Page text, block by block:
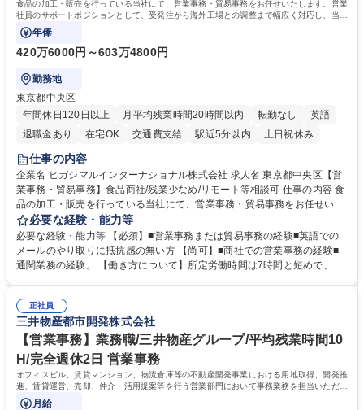
食品の加工・販売を行っている当社にて、営業事務・貿易事務をお任せいたします。営業
社員のサポートポジションとして、受発注から海外工場との調整まで幅広く対応し、当社
事業の根幹を支えていただきます。
年俸
420万6000円～603万4800円
勤務地
東京都中央区
年間休日120日以上
月平均残業時間20時間以内 転勤なし
英語
退職金あり
在宅OK 交通費支給 駅近5分以内 土日祝休み
仕事の内容
企業名 ヒガシマルインターナショナル株式会社 求人名 東京都中央区【営
業事務・貿易事務】食品商社/残業少なめ/リモート等相談可 仕事の内容 食
品の加工・販売を行っている当社にて、営業事務・貿易事務をお任せいた
します。営業社員のサポートポジションとして、受発注から海外工場との
調整まで幅広く対応し、当社事業の根幹を支えていただきます。 ■受発注
業務、請求書発行 ■海外工場とのスケジュール調整 ■在庫管理 ■輸入書類
の確認・作成 ■配送手配 ■通関業者を通して行う輸出入業全般 ■倉庫との
ルプロデュースしているため、商品に関わる全ての業務をサポート頂きま
す。 募集職種 東京都中央区【営業事務・貿易事務】食品商社/残業少なめ/
リモート等相談可
必要な経験・能力等
必要な経験・能力等 【必須】■営業事務または貿易事務の経験■英語での
メールのやり取りに抵抗感の無い方 【尚可】■商社での営業事務の経験■
通関業務の経験。 【働き方について】所定労働時間は7時間と短めで、残
の強み】1991年の設立以来、外食産業を中心としたお客様の多様なニー
ズに沿った冷凍水産物等の生産・輸入・販売を一貫して手掛けています。
自社工場と海外拠点の強固な連携によるワンストップサービスが最大の強
みです。 学歴・資格 学歴：大学院 大学 語学力：英語 資格：
正社員
三井物産都市開発株式会社
【営業事務】業務職/三井物産グループ/平均残業時間10
H/完全週休2日 営業事務
オフィスビル、賃貸マンション、物流倉庫等の不動産開発事業における用地取得、開発推
進、賃貸運営、売却、仲介・活用提案等を行う営業部門において事務業務を担当いただき
ます。
月給